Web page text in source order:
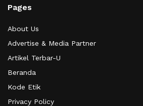
Pages
About Us
Advertise & Media Partner
Artikel Terbar-U
Beranda
Kode Etik
Privacy Policy